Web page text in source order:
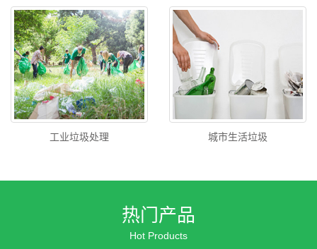
工业垃圾处理 城市生活垃圾
热门产品
Hot Products